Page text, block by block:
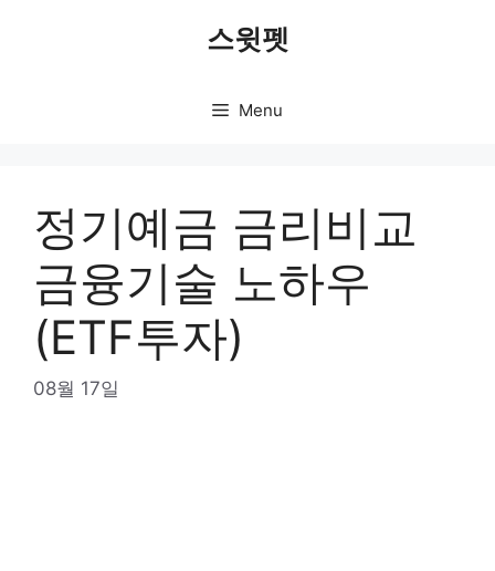
스윗펫
Menu
정기예금 금리비교
금융기술 노하우
(ETF투자)
08월 17일